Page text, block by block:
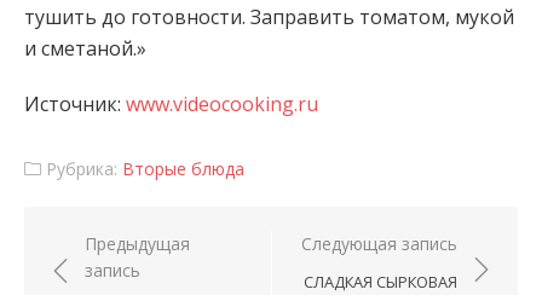
тушить до готовности. Заправить томатом, мукой
и сметаной.»
Источник: www.videocooking.ru
Рубрика: Вторые блюда
Навигация по записям
Предыдущая
запись
Следующая запись
СЛАДКАЯ СЫРКОВАЯ